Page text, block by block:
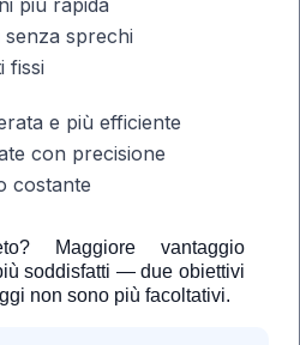
più rapida
sprechi
fissi
e più efficiente
con precisione
costante
Maggiore vantaggio
soddisfatti — due obiettivi
non sono più facoltativi.